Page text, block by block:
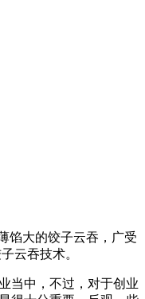
馅大的饺子云吞，广受
云吞技术。
当中，不过，对于创业